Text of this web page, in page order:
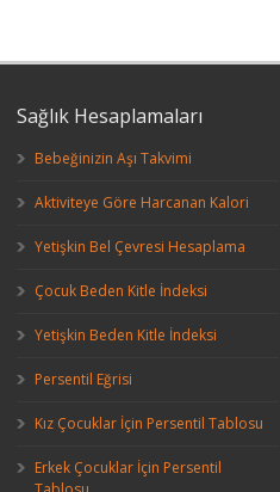
Sağlık Hesaplamaları
Bebeğinizin Aşı Takvimi
Aktiviteye Göre Harcanan Kalori
Yetişkin Bel Çevresi Hesaplama
Çocuk Beden Kitle İndeksi
Yetişkin Beden Kitle İndeksi
Persentil Eğrisi
Kız Çocuklar İçin Persentil Tablosu
Erkek Çocuklar İçin Persentil